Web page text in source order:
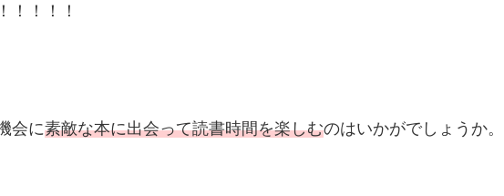
！！！！
会に素敵な本に出会って読書時間を楽しむのはいかがでしょうか。